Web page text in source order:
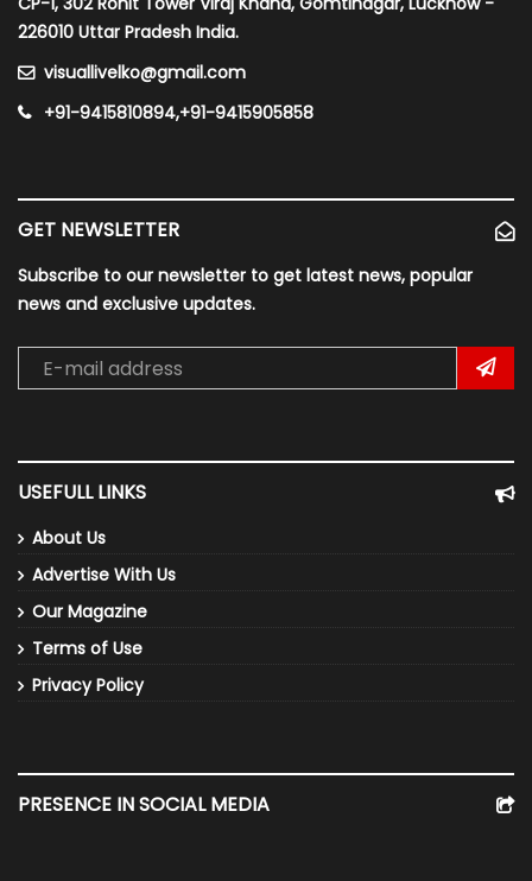
226010 Uttar Pradesh India.
visuallivelko@gmail.com
+91-9415810894,+91-9415905858
GET NEWSLETTER
Subscribe to our newsletter to get latest news, popular
news and exclusive updates.
USEFULL LINKS
About Us
Advertise With Us
Our Magazine
Terms of Use
Privacy Policy
PRESENCE IN SOCIAL MEDIA